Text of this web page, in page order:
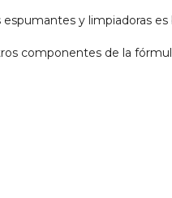
y limpiadoras es
componentes de la